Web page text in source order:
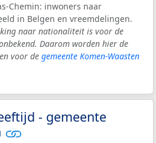
Chemin: inwoners naar
in Belgen en vreemdelingen.
naar nationaliteit is voor de
Daarom worden hier de
voor de gemeente Komen-Waasten
- gemeente